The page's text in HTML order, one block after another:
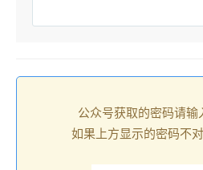
公众号获取的密码请输
如果上方显示的密码不